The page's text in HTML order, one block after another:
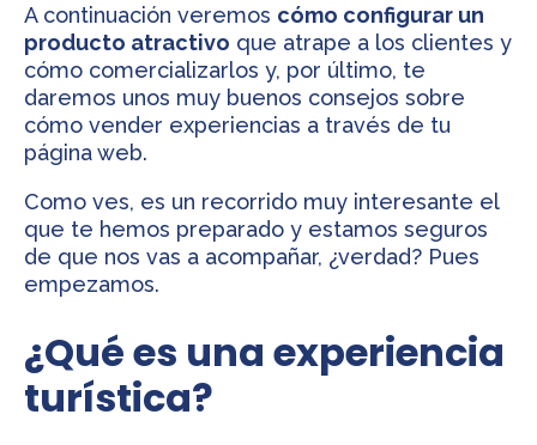
A continuación veremos cómo configurar un
producto atractivo que atrape a los clientes y
cómo comercializarlos y, por último, te
daremos unos muy buenos consejos sobre
cómo vender experiencias a través de tu
página web.
Como ves, es un recorrido muy interesante el
que te hemos preparado y estamos seguros
de que nos vas a acompañar, ¿verdad? Pues
empezamos.
¿Qué es una experiencia
turística?